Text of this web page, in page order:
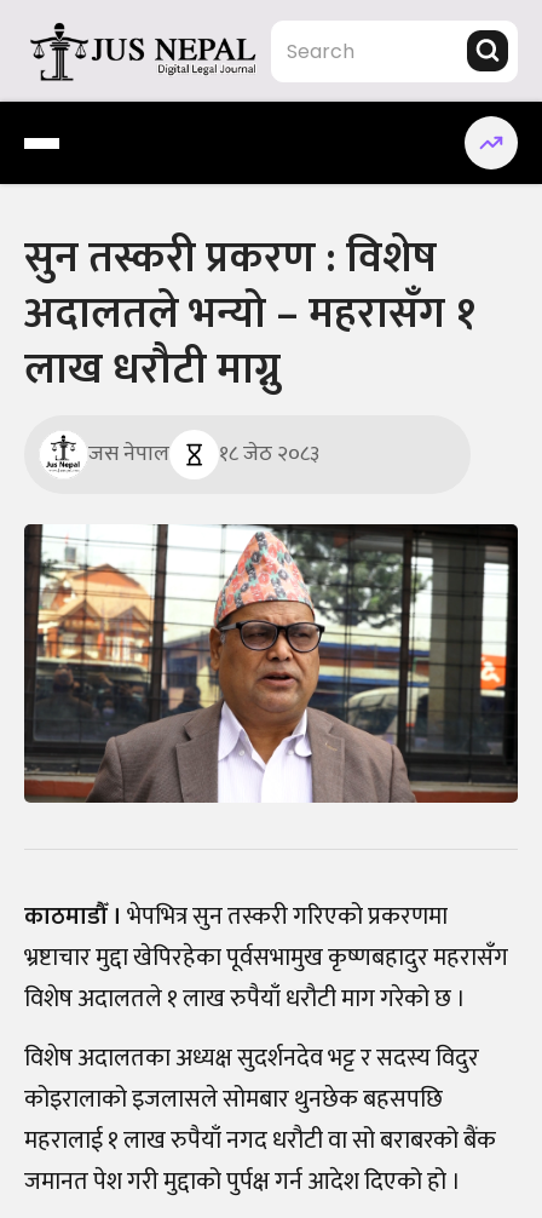
content
Jus Nepal | www.jusnepal.com
Digital Legal Journal
सुन तस्करी प्रकरण : विशेष
अदालतले भन्यो – महरासँग १
लाख धरौटी माग्नु
जस नेपाल १८ जेठ २०८३
काठमाडौँ । भेपभित्र सुन तस्करी गरिएको प्रकरणमा
भ्रष्टाचार मुद्दा खेपिरहेका पूर्वसभामुख कृष्णबहादुर महरासँग
विशेष अदालतले १ लाख रुपैयाँ धरौटी माग गरेको छ ।
विशेष अदालतका अध्यक्ष सुदर्शनदेव भट्ट र सदस्य विदुर
कोइरालाको इजलासले सोमबार थुनछेक बहसपछि
महरालाई १ लाख रुपैयाँ नगद धरौटी वा सो बराबरको बैंक
जमानत पेश गरी मुद्दाको पुर्पक्ष गर्न आदेश दिएको हो ।